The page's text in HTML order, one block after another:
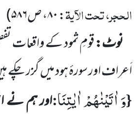
الحجر، تحت الآیۃ: ۸۰، ص۵۸۶
)
نوٹ:قومِ ثمود کے واقعات
اَعراف اور سورۂ ہود میںگزر چکے
{وَ اٰتَیْنٰهُمْ اٰیٰتِنَا:اور ہم نے